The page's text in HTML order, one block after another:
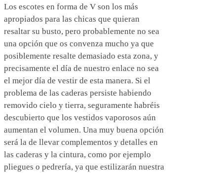
Los escotes en forma de V son los más
apropiados para las chicas que quieran
resaltar su busto, pero probablemente no sea
una opción que os convenza mucho ya que
posiblemente resalte demasiado esta zona, y
precisamente el día de nuestro enlace no sea
el mejor día de vestir de esta manera. Si el
problema de las caderas persiste habiendo
removido cielo y tierra, seguramente habréis
descubierto que los vestidos vaporosos aún
aumentan el volumen. Una muy buena opción
será la de llevar complementos y detalles en
las caderas y la cintura, como por ejemplo
pliegues o pedrería, ya que estilizarán nuestra